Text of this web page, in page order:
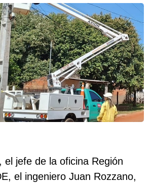
el jefe de la oficina Región
el ingeniero Juan Rozzano,